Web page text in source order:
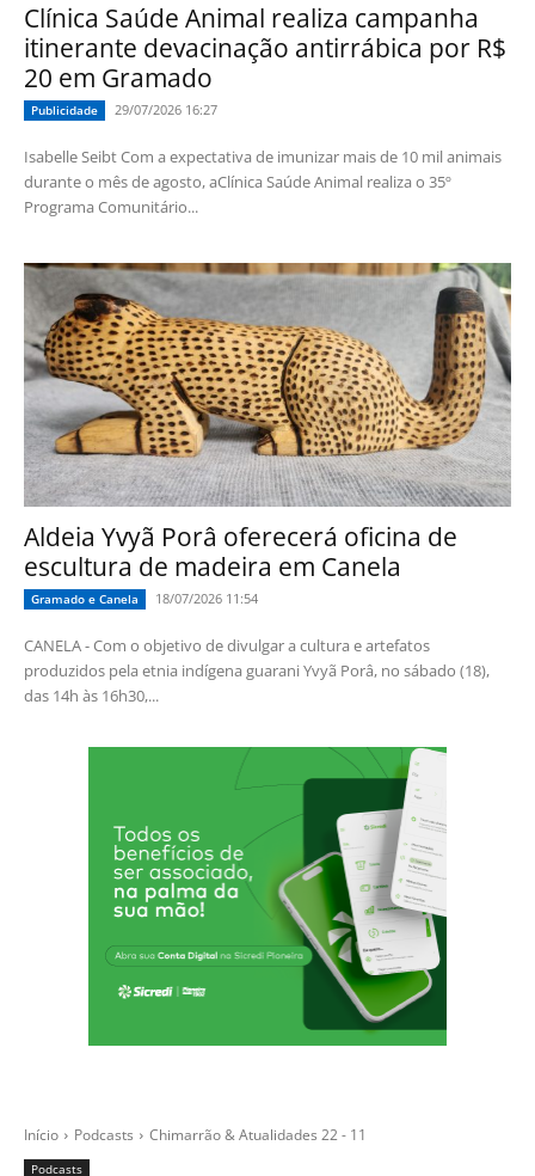
Clínica Saúde Animal realiza campanha
itinerante devacinação antirrábica por R$
20 em Gramado
Publicidade 29/07/2026 16:27
Isabelle Seibt Com a expectativa de imunizar mais de 10 mil animais
durante o mês de agosto, aClínica Saúde Animal realiza o 35º
Programa Comunitário...
Aldeia Yvyã Porâ oferecerá oficina de
escultura de madeira em Canela
Gramado e Canela 18/07/2026 11:54
CANELA - Com o objetivo de divulgar a cultura e artefatos
produzidos pela etnia indígena guarani Yvyã Porâ, no sábado (18),
das 14h às 16h30,...